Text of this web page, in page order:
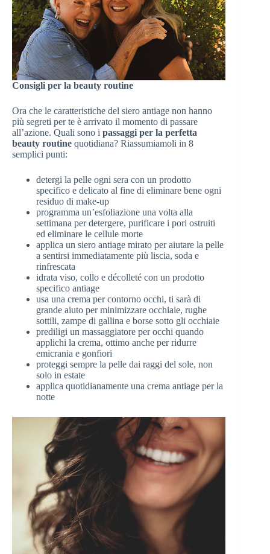
Consigli per la beauty routine
Ora che le caratteristiche del siero antiage non hanno
più segreti per te è arrivato il momento di passare
all’azione. Quali sono i passaggi per la perfetta
beauty routine quotidiana? Riassumiamoli in 8
semplici punti:
detergi la pelle ogni sera con un prodotto
specifico e delicato al fine di eliminare bene ogni
residuo di make-up
programma un’esfoliazione una volta alla
settimana per detergere, purificare i pori ostruiti
ed eliminare le cellule morte
applica un siero antiage mirato per aiutare la pelle
a sentirsi immediatamente più liscia, soda e
rinfrescata
idrata viso, collo e décolleté con un prodotto
specifico antiage
usa una crema per contorno occhi, ti sarà di
grande aiuto per minimizzare occhiaie, rughe
sottili, zampe di gallina e borse sotto gli occhiaie
prediligi un massaggiatore per occhi quando
applichi la crema, ottimo anche per ridurre
emicrania e gonfiori
proteggi sempre la pelle dai raggi del sole, non
solo in estate
applica quotidianamente una crema antiage per la
notte